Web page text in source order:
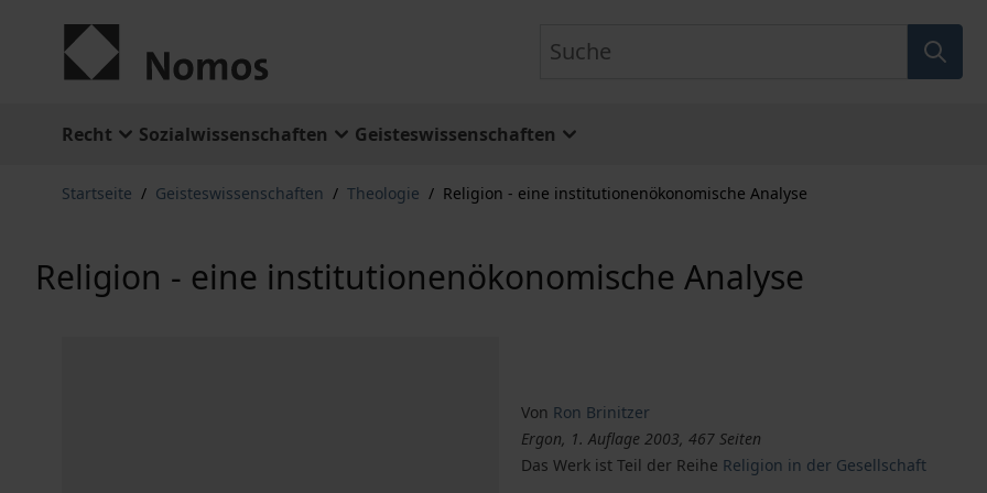
Recht Sozialwissenschaften Geisteswissenschaften
Startseite / Geisteswissenschaften / Theologie / Religion - eine institutionenökonomische Analyse
Religion - eine institutionenökonomische Analyse
Von Ron Brinitzer
Ergon, 1. Auflage 2003, 467 Seiten
Das Werk ist Teil der Reihe Religion in der Gesellschaft